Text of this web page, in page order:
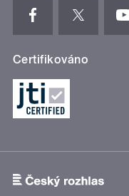
Certifikováno